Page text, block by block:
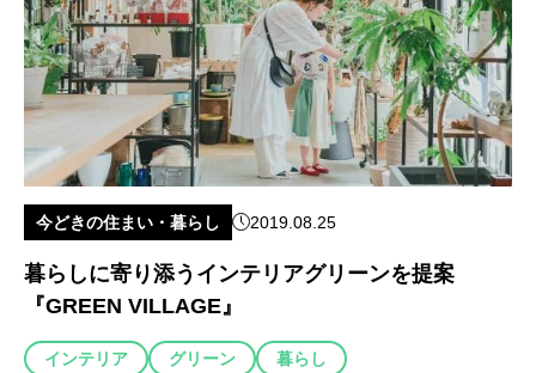
今どきの住まい・暮らし 2019.08.25
暮らしに寄り添うインテリアグリーンを提案
『GREEN VILLAGE』
インテリア グリーン 暮らし